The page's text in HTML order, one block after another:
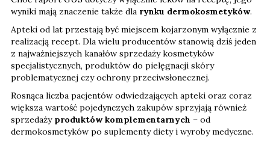
wyniki mają znaczenie także dla rynku dermokosmetyków.
Apteki od lat przestają być miejscem kojarzonym wyłącznie z
realizacją recept. Dla wielu producentów stanowią dziś jeden
z najważniejszych kanałów sprzedaży kosmetyków
specjalistycznych, produktów do pielęgnacji skóry
problematycznej czy ochrony przeciwsłonecznej.
Rosnąca liczba pacjentów odwiedzających apteki oraz coraz
większa wartość pojedynczych zakupów sprzyjają również
sprzedaży produktów komplementarnych – od
dermokosmetyków po suplementy diety i wyroby medyczne.